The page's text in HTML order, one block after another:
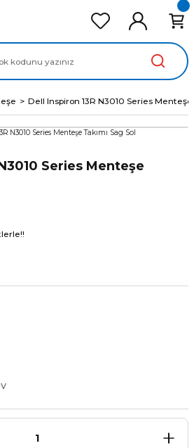
Dell Inspiron 13R N3010 Series Menteşe
Series Menteşe